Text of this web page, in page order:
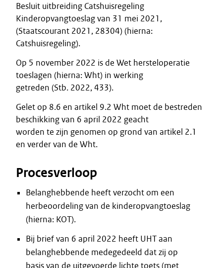
Besluit uitbreiding Catshuisregeling
Kinderopvangtoeslag van 31 mei 2021,
(Staatscourant 2021, 28304) (hierna:
Catshuisregeling).
Op 5 november 2022 is de Wet hersteloperatie
toeslagen (hierna: Wht) in werking
getreden (Stb. 2022, 433).
Gelet op 8.6 en artikel 9.2 Wht moet de bestreden
beschikking van 6 april 2022 geacht
worden te zijn genomen op grond van artikel 2.1
en verder van de Wht.
Procesverloop
Belanghebbende heeft verzocht om een
herbeoordeling van de kinderopvangtoeslag
(hierna: KOT).
Bij brief van 6 april 2022 heeft UHT aan
belanghebbende medegedeeld dat zij op
basis van de uitgevoerde lichte toets (met